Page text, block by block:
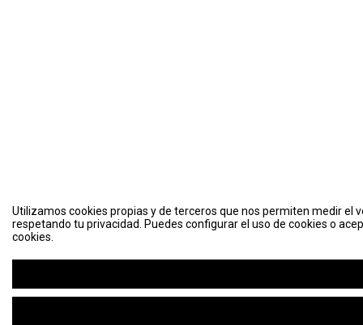
Utilizamos cookies propias y de terceros que nos permiten medir el
respetando tu privacidad. Puedes configurar el uso de cookies o
cookies.